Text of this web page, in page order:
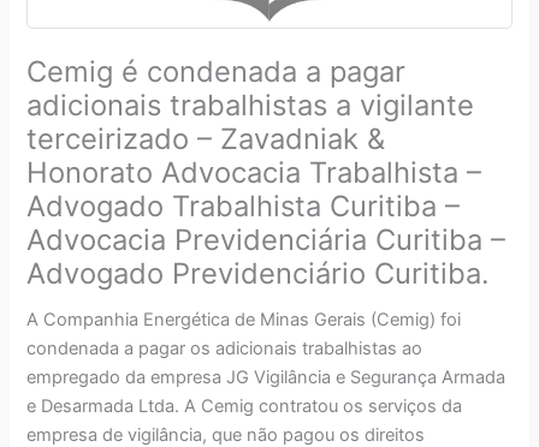
Cemig é condenada a pagar
adicionais trabalhistas a vigilante
terceirizado – Zavadniak &
Honorato Advocacia Trabalhista –
Advogado Trabalhista Curitiba –
Advocacia Previdenciária Curitiba –
Advogado Previdenciário Curitiba.
A Companhia Energética de Minas Gerais (Cemig) foi
condenada a pagar os adicionais trabalhistas ao
empregado da empresa JG Vigilância e Segurança Armada
e Desarmada Ltda. A Cemig contratou os serviços da
empresa de vigilância, que não pagou os direitos